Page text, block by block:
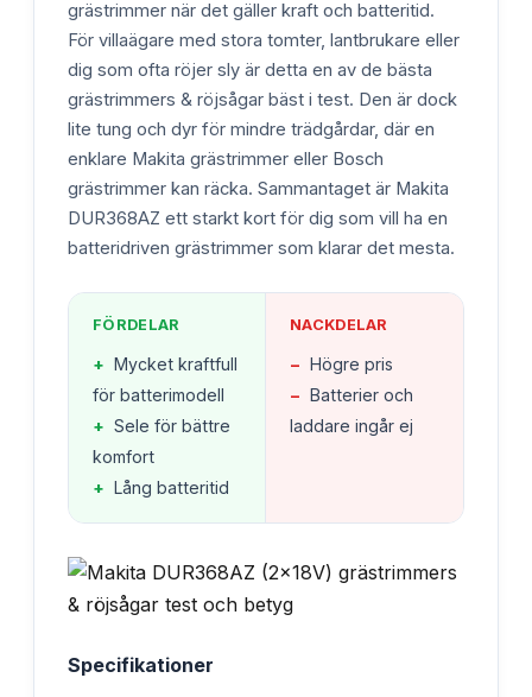
grästrimmer när det gäller kraft och batteritid.
För villaägare med stora tomter, lantbrukare eller
dig som ofta röjer sly är detta en av de bästa
grästrimmers & röjsågar bäst i test. Den är dock
lite tung och dyr för mindre trädgårdar, där en
enklare Makita grästrimmer eller Bosch
grästrimmer kan räcka. Sammantaget är Makita
DUR368AZ ett starkt kort för dig som vill ha en
batteridriven grästrimmer som klarar det mesta.
FÖRDELAR
+ Mycket kraftfull
för batterimodell
+ Sele för bättre
komfort
+ Lång batteritid
NACKDELAR
− Högre pris
− Batterier och
laddare ingår ej
Specifikationer